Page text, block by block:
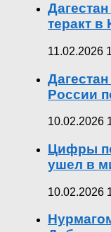
теракт
11.02.2026
России
10.02.2026
Цифры
ушел в
10.02.2026